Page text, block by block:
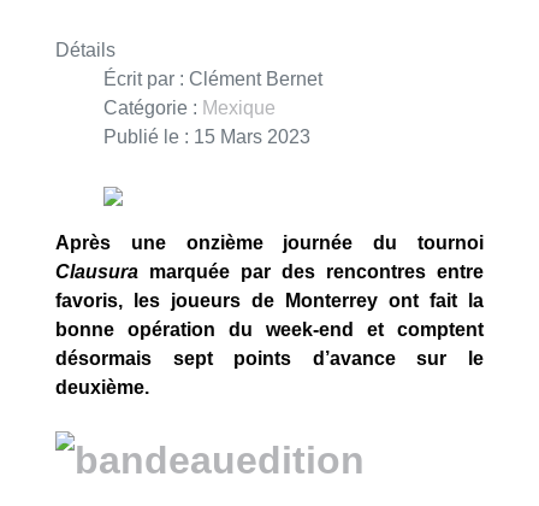
Détails
Écrit par : Clément Bernet
Catégorie : Mexique
Publié le : 15 Mars 2023
Après une onzième journée du tournoi
Clausura marquée par des rencontres entre
favoris, les joueurs de Monterrey ont fait la
bonne opération du week-end et comptent
désormais sept points d’avance sur le
deuxième.